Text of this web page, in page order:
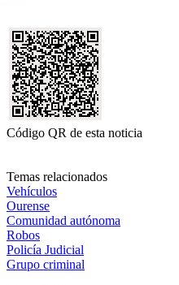
Código QR de esta noticia
Temas relacionados
Vehículos
Ourense
Comunidad autónoma
Robos
Policía Judicial
Grupo criminal